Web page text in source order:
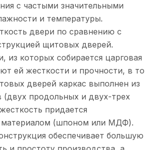
с частыми значительными
и температуры.
двери по сравнению с
щитовых дверей.
из которых собирается царговая
ей жесткости и прочности, в то
дверей каркас выполнен из
(двух продольных и двух-трех
придается
(шпоном или МДФ).
обеспечивает большую